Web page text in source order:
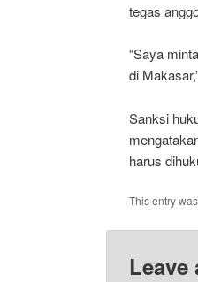
tegas
“Saya
di
Sanksi
harus
This entry
Leave